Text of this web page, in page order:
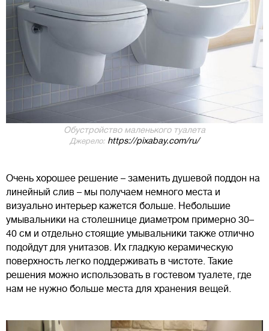
Обустройство маленького туалета
Джерело: https://pixabay.com/ru/
Очень хорошее решение – заменить душевой поддон на
линейный слив – мы получаем немного места и
визуально интерьер кажется больше. Небольшие
умывальники на столешнице диаметром примерно 30–
40 см и отдельно стоящие умывальники также отлично
подойдут для унитазов. Их гладкую керамическую
поверхность легко поддерживать в чистоте. Такие
решения можно использовать в гостевом туалете, где
нам не нужно больше места для хранения вещей.